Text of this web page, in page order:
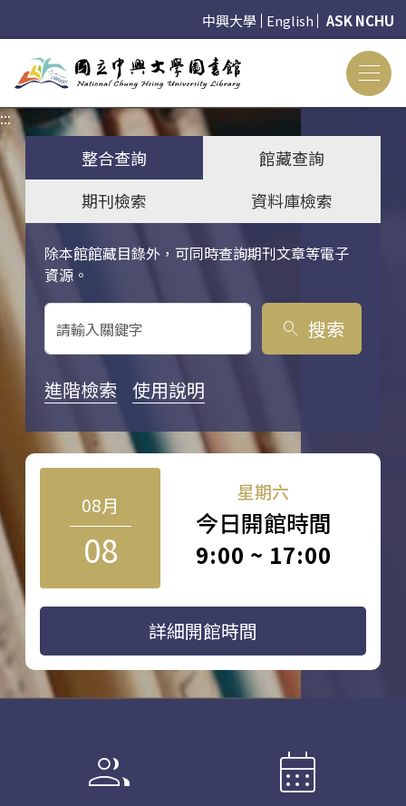
中興大學 English ASK NCHU
:::
整合查詢
館藏查詢
期刊檢索
資料庫檢索
除本館館藏目錄外，可同時查詢期刊文章等電子
資源。
關鍵字搜尋
search 搜索
進階檢索 使用說明
08月
08
星期六
今日開館時間
9:00 ~ 17:00
詳細開館時間
group calendar_month